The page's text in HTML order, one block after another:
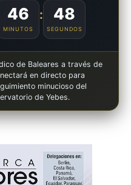
46
MINUTOS
: 47
SEGUNDOS
de Baleares a través de
en directo para
minucioso del
de Yebes.